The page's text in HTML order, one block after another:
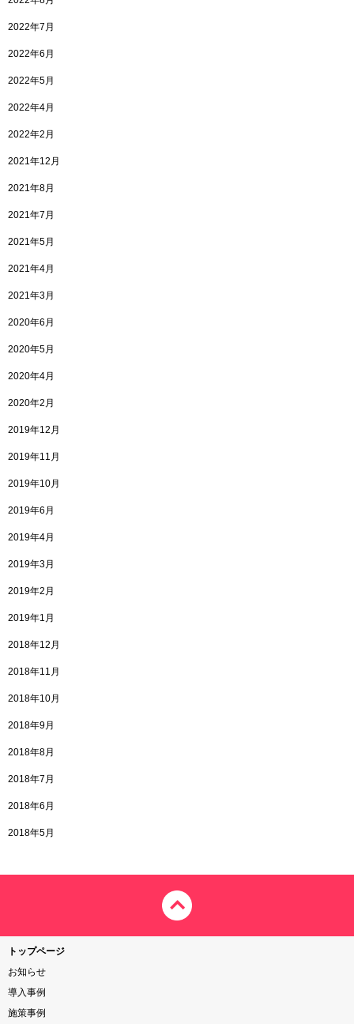
2022年7月
2022年6月
2022年5月
2022年4月
2022年2月
2021年12月
2021年8月
2021年7月
2021年5月
2021年4月
2021年3月
2020年6月
2020年5月
2020年4月
2020年2月
2019年12月
2019年11月
2019年10月
2019年6月
2019年4月
2019年3月
2019年2月
2019年1月
2018年12月
2018年11月
2018年10月
2018年9月
2018年8月
2018年7月
2018年6月
2018年5月
トップページ
お知らせ
導入事例
施策事例